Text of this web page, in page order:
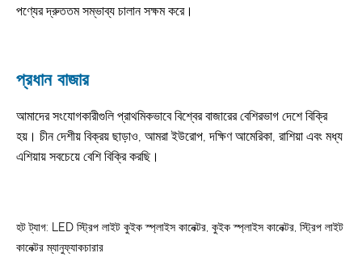
পণ্যের দ্রুততম সম্ভাব্য চালান সক্ষম করে।
প্রধান বাজার
আমাদের সংযোগকারীগুলি প্রাথমিকভাবে বিশ্বের বাজারের বেশিরভাগ দেশে বিক্রি
হয়। চীন দেশীয় বিক্রয় ছাড়াও, আমরা ইউরোপ, দক্ষিণ আমেরিকা, রাশিয়া এবং মধ্য
এশিয়ায় সবচেয়ে বেশি বিক্রি করছি।
হট ট্যাগ: LED স্ট্রিপ লাইট কুইক স্প্লাইস কানেক্টর, কুইক স্প্লাইস কানেক্টর, স্ট্রিপ লাইট
কানেক্টর ম্যানুফ্যাকচারার